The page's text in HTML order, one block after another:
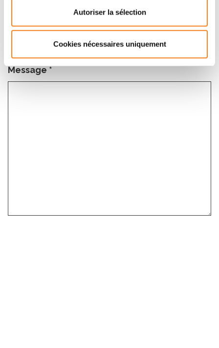
Autoriser la sélection
Cookies nécessaires uniquement
Message *